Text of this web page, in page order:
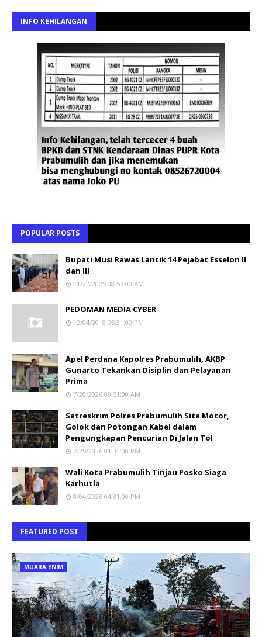
INFO KEHILANGAN
POPULAR POSTS
Bupati Musi Rawas Lantik 14 Pejabat Esselon II
dan III
11/22/2025 08:57:00 AM
PEDOMAN MEDIA CYBER
12/04/2018 05:31:00 PM
Apel Perdana Kapolres Prabumulih, AKBP
Gunarto Tekankan Disiplin dan Pelayanan
Prima
7/20/2026 09:51:00 AM
Satreskrim Polres Prabumulih Sita Motor,
Golok dan Potongan Kabel dalam
Pengungkapan Pencurian Di Jalan Tol
7/25/2026 01:34:00 PM
Wali Kota Prabumulih Tinjau Posko Siaga
Karhutla
8/04/2026 04:31:00 PM
FEATURED POST
MUARA ENIM